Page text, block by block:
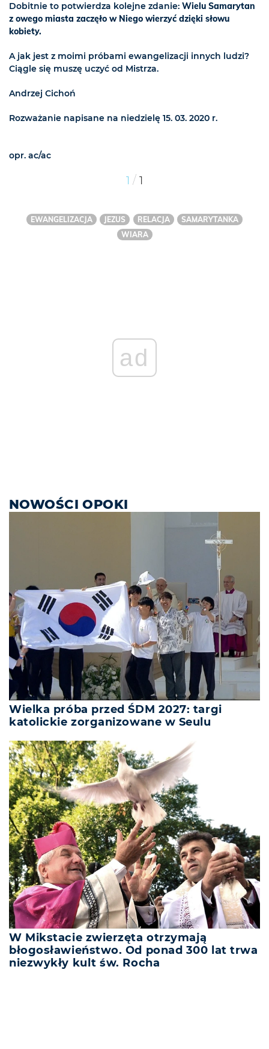
Dobitnie to potwierdza kolejne zdanie: Wielu Samarytan
z owego miasta zaczęło w Niego wierzyć dzięki słowu
kobiety.
A jak jest z moimi próbami ewangelizacji innych ludzi?
Ciągle się muszę uczyć od Mistrza.
Andrzej Cichoń
Rozważanie napisane na niedzielę 15. 03. 2020 r.
opr. ac/ac
1 / 1
EWANGELIZACJA JEZUS RELACJA
SAMARYTANKA
WIARA
ad
NOWOŚCI OPOKI
Wielka próba przed ŚDM 2027: targi
katolickie zorganizowane w Seulu
W Mikstacie zwierzęta otrzymają
błogosławieństwo. Od ponad 300 lat trwa
niezwykły kult św. Rocha